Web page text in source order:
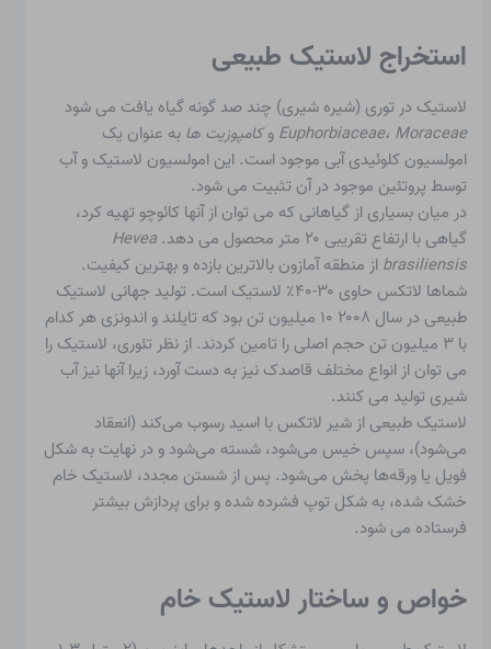
استخراج لاستیک طبیعی
لاستیک در توری (شیره شیری) چند صد گونه گیاه یافت می شود
Euphorbiaceae، Moraceae وکامپوزیت ها به عنوان یک
امولسیون کلوئیدی آبی موجود است. این امولسیون لاستیک و آب
توسط پروتئین موجود در آن تثبیت می شود.
در میان بسیاری از گیاهانی که می توان از آنها کائوچو تهیه کرد،
گیاهی با ارتفاع تقریبی ۲۰ متر محصول می دهد.
Hevea
brasiliensis از منطقه آمازون بالاترین بازده و بهترین کیفیت.
شماها لاتکس
حاوی ۳۰-۴۰٪ لاستیک است. تولید جهانی لاستیک
طبیعی در سال ۲۰۰۸ ۱۰ میلیون تن بود که تایلند و اندونزی هر کدام
با ۳ میلیون تن حجم اصلی را تامین کردند. از نظر تئوری، لاستیک را
می توان از انواع مختلف قاصدک نیز به دست آورد، زیرا آنها نیز آب
شیری تولید می کنند.
لاستیک طبیعی از شیر لاتکس با اسید رسوب می‌کند (انعقاد
می‌شود)، سپس خیس می‌شود، شسته می‌شود و در نهایت به شکل
فویل یا ورقه‌ها پخش می‌شود. پس از شستن مجدد، لاستیک خام
خشک شده، به شکل توپ فشرده شده و برای پردازش بیشتر
فرستاده می شود.
خواص و ساختار لاستیک خام